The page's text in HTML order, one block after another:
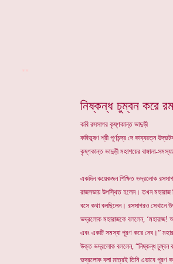
নিষ্কন্ধ চুম্বন করে
কবি রসসাগর কৃষ্ণকান্ত ভাদুড়ী
কবিভূষণ শ্রী পূর্ণচন্দ্র দে কাব্যরত্ন
কৃষ্ণকান্ত ভাদুড়ী মহাশয়ের বাঙ্গালা-
একদিন কয়েকজন শিক্ষিত ভদ্রলোক
রাজসভায় উপস্থিত হলেন। তখন মহারাজ
বসে কথা বলছিলেন। রসসাগরও সেখানে
ভদ্রলোক মহারাজকে বললেন, ‘মহারাজ!
এবং একটি সমস্যা পূরণ করে নেব।”
উক্ত ভদ্রলোক বললেন, “নিষ্কন্ধ চুম্বন
ভদ্রলোক বলা মাত্রই তিনি এভাবে পূরণ